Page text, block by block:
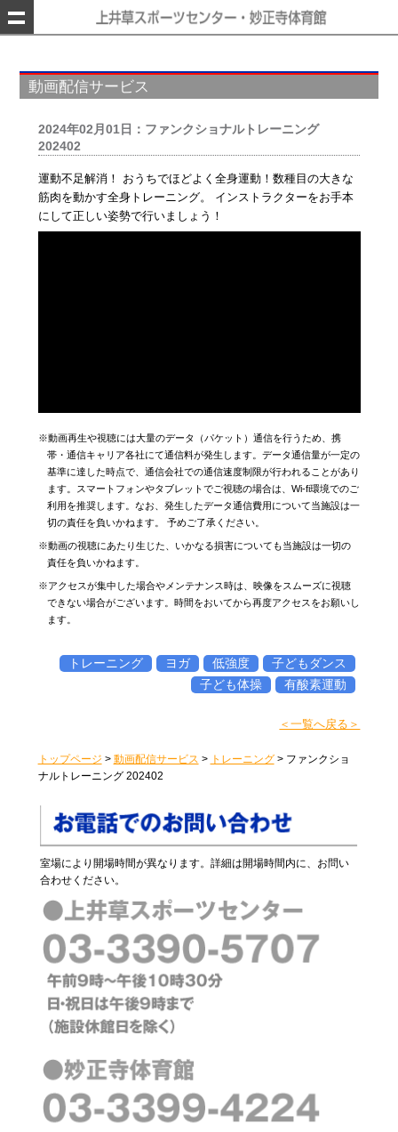
動画配信サービス
2024年02月01日：ファンクショナルトレーニング
202402
運動不足解消！ おうちでほどよく全身運動！数種目の大きな
筋肉を動かす全身トレーニング。 インストラクターをお手本
にして正しい姿勢で行いましょう！
※動画再生や視聴には大量のデータ（パケット）通信を行うため、携
帯・通信キャリア各社にて通信料が発生します。データ通信量が一定の
基準に達した時点で、通信会社での通信速度制限が行われることがあり
ます。スマートフォンやタブレットでご視聴の場合は、Wi-fi環境でのご
利用を推奨します。なお、発生したデータ通信費用について当施設は一
切の責任を負いかねます。 予めご了承ください。
※動画の視聴にあたり生じた、いかなる損害についても当施設は一切の
責任を負いかねます。
※アクセスが集中した場合やメンテナンス時は、映像をスムーズに視聴
できない場合がございます。時間をおいてから再度アクセスをお願いし
ます。
トレーニング ヨガ 低強度
子どもダンス
子ども体操
有酸素運動
＜一覧へ戻る＞
トップページ > 動画配信サービス > トレーニング> ファンクショ
ナルトレーニング 202402
室場により開場時間が異なります。詳細は開場時間内に、お問い
合わせください。